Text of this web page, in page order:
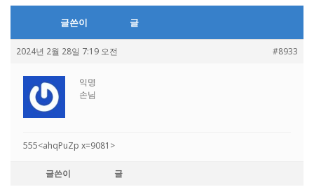
글쓴이 글
2024년 2월 28일 7:19 오전 #8933
익명
손님
555<ahqPuZp x=9081>
글쓴이 글